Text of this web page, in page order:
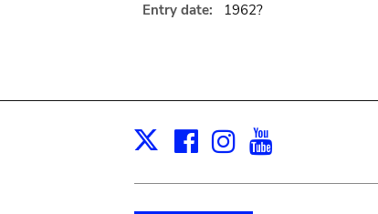
Entry date: 1962?
X Facebook
Instagram